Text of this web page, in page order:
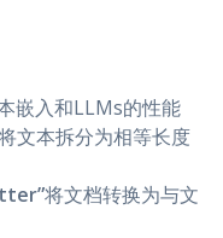
嵌入和LLMs的性能
文本拆分为相等长度
将文档转换为与文